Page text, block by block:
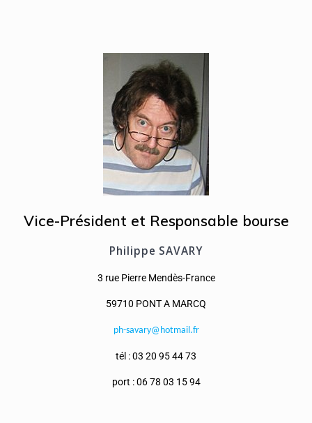
Vice-Président et Responsable bourse
Philippe SAVARY
3 rue Pierre Mendès-France
59710 PONT A MARCQ​
ph-savary@hotmail.fr
tél :03 20 95 44 73
port :06 78 03 15 94